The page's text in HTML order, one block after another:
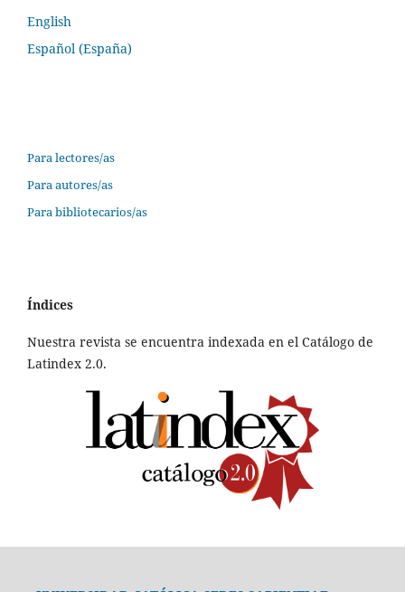
English
Español (España)
Para lectores/as
Para autores/as
Para bibliotecarios/as
Índices
Nuestra revista se encuentra indexada en el Catálogo de
Latindex 2.0.